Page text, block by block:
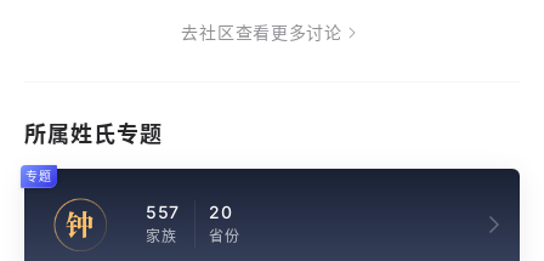
去社区查看更多讨论
所属姓氏专题
钟 557
家族
20
省份
专题